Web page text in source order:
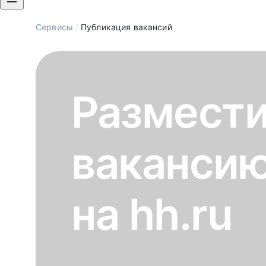
Сервисы / Публикация вакансий
на hh.ru